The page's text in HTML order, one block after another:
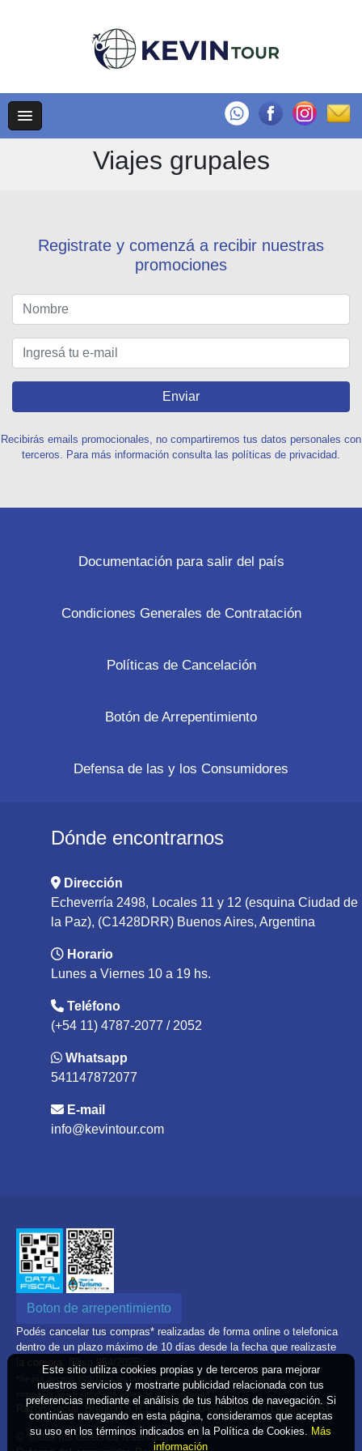
Viajes grupales
Registrate y comenzá a recibir nuestras
promociones
Enviar
Recibirás emails promocionales, no compartiremos tus datos personales con
terceros. Para más información consulta las políticas de privacidad.
Documentación para salir del país
Condiciones Generales de Contratación
Políticas de Cancelación
Botón de Arrepentimiento
Defensa de las y los Consumidores
Dónde encontrarnos
Dirección
Echeverría 2498, Locales 11 y 12 (esquina Ciudad de
la Paz), (C1428DRR) Buenos Aires, Argentina
Horario
Lunes a Viernes 10 a 19 hs.
Teléfono
(+54 11) 4787-2077 / 2052
Whatsapp
541147872077
E-mail
info@kevintour.com
Boton de arrepentimiento
Podés cancelar tus compras* realizadas de forma online o telefonica
dentro de un plazo máximo de 10 días desde la fecha que realizaste
la compra. (Disp.954/2025)
*Según decreto 809/2024 las tarifas aéreas se rigen por política tarifaria de la
compañía aérea informada antes de la contratación
Razón Social: Brenton S.R.L. | CUIT: 30-69156900-0 | Legajo: 9551
© Todos los derechos reservados
Este sitio utiliza cookies propias y de terceros para mejorar
nuestros servicios y mostrarte publicidad relacionada con tus
preferencias mediante el análisis de tus hábitos de navegación. Si
continúas navegando en esta página, consideramos que aceptas
su uso en los términos indicados en la Política de Cookies. Más
información